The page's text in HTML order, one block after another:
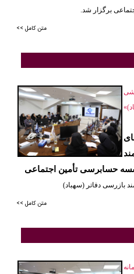
برگزار شد.
متن کامل >>
حسابرسی تأمین اجتماعی
دفاتر (سهباد)
متن کامل >>